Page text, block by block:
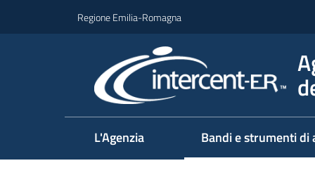
Regione Emilia-Romagna
L'Agenzia Bandi e strumenti di